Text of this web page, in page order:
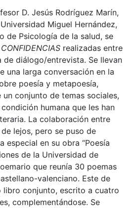
D. Jesús Rodríguez Marín,
Miguel Hernández,
de Psicología de la salud, se
CONFIDENCIAS realizadas entre
de diálogo/entrevista. Se llevan
una larga conversación en la
poesía y metapoesía,
conjunto de temas sociales,
humana que les han
La colaboración entre
lejos, pero se puso de
especial en su obra “Poesía
de la Universidad de
que reunía 30 poemas
valenciano. Este de
libro conjunto, escrito a cuatro
complementándose. Se